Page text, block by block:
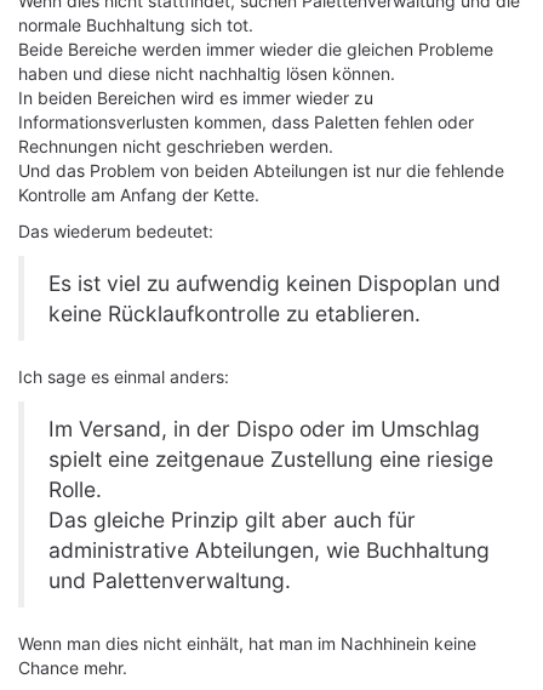
normale Buchhaltung sich tot.
Beide Bereiche werden immer wieder die gleichen Probleme
haben und diese nicht nachhaltig lösen können.
In beiden Bereichen wird es immer wieder zu
Informationsverlusten kommen, dass Paletten fehlen oder
Rechnungen nicht geschrieben werden.
Und das Problem von beiden Abteilungen ist nur die fehlende
Kontrolle am Anfang der Kette.
Das wiederum bedeutet:
Es ist viel zu aufwendig keinen Dispoplan und
keine Rücklaufkontrolle zu etablieren.
Ich sage es einmal anders:
Im Versand, in der Dispo oder im Umschlag
spielt eine zeitgenaue Zustellung eine riesige
Rolle.
Das gleiche Prinzip gilt aber auch für
administrative Abteilungen, wie Buchhaltung
und Palettenverwaltung.
Wenn man dies nicht einhält, hat man im Nachhinein keine
Chance mehr.